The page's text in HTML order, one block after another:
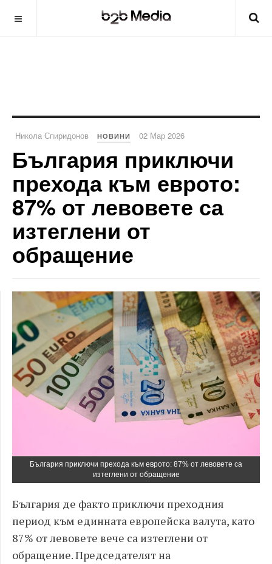
Никола Спиридонов НОВИНИ 02 Мар 2026
България приключи
прехода към еврото:
87% от левовете са
изтеглени от
обращение
България приключи прехода към еврото: 87% от левовете са
изтеглени от обращение
България де факто приключи преходния
период към единната европейска валута, като
87% от левовете вече са изтеглени от
обращение. Председателят на